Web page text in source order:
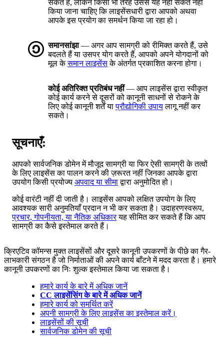
सकते हैं, लेकिन किसी भी तरह उससे यह नहीं संकेत नहीं
किया जाना चाहिए कि लाइसेंसधारी द्वारा आपको अथवा
आपके इस प्रयोग का समर्थन किया जा रहा हो।
समानसांझा— अगर आप सामग्री को रीमिक्त करते हैं, उसे
बदलते हैं या उसपर योग करते हैं, आपको अपने योगदानों को
मूल केसमान लाइसेंसके अंतर्गत प्रकाशित करना होगा।
कोई अतिरिक्त प्रतिबंध नहीं— आप लाइसेंस द्वारा स्वीकृत
कोई कार्य करने से दूसरों को कानूनी साधनों से रोकने के
लिए कोई कानूनी शर्तें याप्रौद्योगिकी उपायलागू नहीं कर
सकते।
सूचनाएँ:
आपको सार्वजनिक डोमेन में मौजूद सामग्री या फिर ऐसी सामग्री के तत्वों
के लिए लाइसेंस का पालन करने की ज़रूरत नहीं जिनका आपके द्वारा
उपयोग किसी प्रयोज्य अपवाद या सीमाद्वारा अनुमोदित हो।
कोई वारंटी नहीं दी जाती है। लाइसेंस आपको लक्षित उपयोग के लिए
आवश्यक सारी अनुमतियाँ प्रदान न भी कर सकता है। उदाहरणस्वरूप,
प्रचार, गोपनीयता, या नैतिक अधिकारयह सीमित कर सकते हैं कि आप
सामग्री का कैसे इस्तेमाल करते हैं।
क्रिएटिव कॉमन्स मुक्त लाइसेंसों और दूसरे कानूनी उपकरणों के पीछे का गैर-
लाभकारी संगठन है जो निर्माताओं की अपने कार्य बाँटने में मदद करता है। हमारे
कानूनी उपकरणों का निः शुल्क इस्तेमाल किया जा सकता है।
हमारे कार्य के बारे में अधिक जानें
CC लाइसेंसिंग के बारे में अधिक जानें
हमारे कार्य को समर्थित करें
अपनी सामग्री के लिए लाइसेंस का इस्तेमाल करें।
लाइसेंसों की सूची
सार्वजनिक डोमेन की सूची